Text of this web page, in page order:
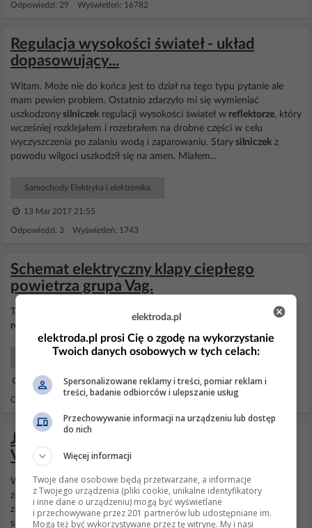
Odpowiedzi: 29 Wyświetleń: 16782
Regulacja wysokości świateł - układ
dopasowujący...
Witam. Może nie do końca jest to dział na tego typu pytanie ale
mam pewien problem. Ostatnio zdarzyło mi się wymieniać
uszkodzony silniczek regulacji wysokości świateł w reflektorze, który
wcześniej rozklejałem i rozebrałem na drobne części w celu
wyczyszczenia po zalaniu wodą i zaparowaniu. Stary silniczek z
powodu wilgoci uszkodził się na amen. Miałem...
Samochody Elektryka i elektronika
13 Mar 2017 21:55
Odpowiedzi: 3 Wyświetleń: 1743
Schemat elektryczny klapy ciepłego
powietrza grupa Vag.
Taki układ już gotowy można wyciągnąć z jakiegoś
od
regulacji
Samochody Klimatyzacje Ogrzewanie
09 Paź 2023 18:20
Odpowiedzi: 5 Wyświetleń: 660
Jak naprawić luźne lustro reflektora w
Vectra B?
Wczoraj spalila mi sie H7 na swiatlach mijania - to czasami sie
zdarza. Ale problem mam w tym ze jak wymienialem zarowke to
zauwazylem ze cale lustro mi sie rusza, a wyglada to tak jakby
spadlo z zaczepu silnika regulacyjnego. Silnik chodzi ale swiatlo sie
elektroda.pl
elektroda.pl prosi Cię o zgodę na wykorzystanie
Twoich danych osobowych w tych celach:
Spersonalizowane reklamy i treści, pomiar reklam i
treści, badanie odbiorców i ulepszanie usług
Przechowywanie informacji na urządzeniu lub dostęp
do nich
Więcej informacji
Twoje dane osobowe będą przetwarzane, a informacje
z Twojego urządzenia (pliki cookie, unikalne identyfikatory
i inne dane o urządzeniu) mogą być wyświetlane
i przechowywane przez 201 partnerów lub udostępniane im.
Mogą też być wykorzystywane przez tę witrynę. My i nasi